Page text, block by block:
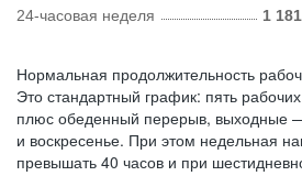
24-часовая неделя
1
Нормальная продолжительность
Это стандартный график: пять
плюс обеденный перерыв, выходные
и воскресенье. При этом недельная
превышать 40 часов и при